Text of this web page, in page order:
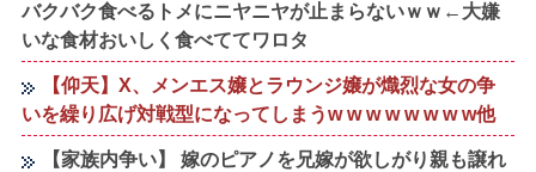
バクバク食べるトメにニヤニヤが止まらないｗｗ←大嫌
いな食材おいしく食べててワロタ
【仰天】X、メンエス嬢とラウンジ嬢が熾烈な女の争
いを繰り広げ対戦型になってしまうw w w w w w w w他
【家族内争い】 嫁のピアノを兄嫁が欲しがり親も譲れ